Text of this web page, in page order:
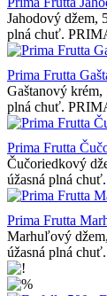
Jahodový džem,
plná chuť.
Prima Frutta
Gaštanový krém,
plná chuť.
Prima Frutta
Čučoriedkový
úžasná plná
Prima Frutta
Marhuľový
úžasná plná